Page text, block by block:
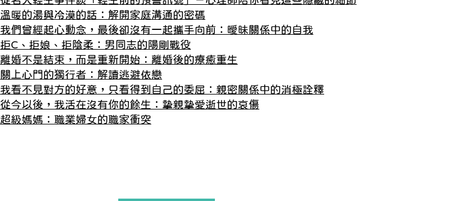
溫暖的湯與冷漠的話：解開家庭溝通的密碼
我們曾經起心動念，最後卻沒有一起攜手向前：曖昧關係中的自我
拒C、拒娘、拒陰柔：男同志的陽剛戰役
離婚不是結束，而是重新開始：離婚後的療癒重生
關上心門的獨行者：解讀逃避依戀
我看不見對方的好意，只看得到自己的委屈：親密關係中的消極詮釋
從今以後，我活在沒有你的餘生：摯親摯愛逝世的哀傷
超級媽媽：職業婦女的職家衝突